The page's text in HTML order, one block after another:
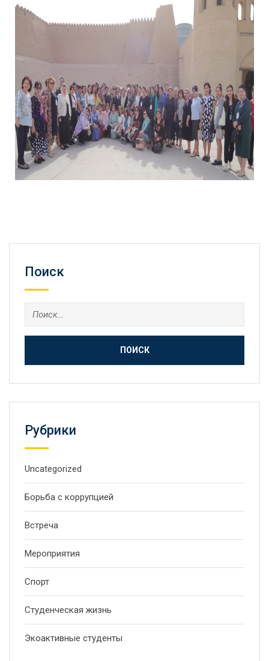
Поиск
Рубрики
Uncategorized
Борьба с коррупцией
Встреча
Мероприятия
Спорт
Студенческая жизнь
Экоактивные студенты